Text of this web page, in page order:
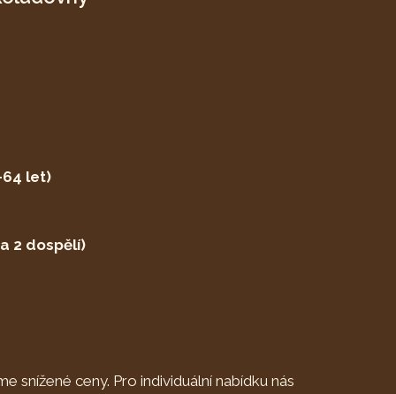
let)
2 dospělí)
snížené ceny. Pro individuální nabídku nás